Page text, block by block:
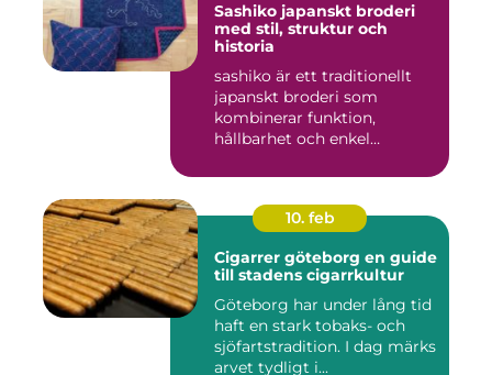
Sashiko japanskt broderi
med stil, struktur och
historia
sashiko är ett traditionellt
japanskt broderi som
kombinerar funktion,
hållbarhet och enkel
10. feb
Cigarrer göteborg en guide
till stadens cigarrkultur
Göteborg har under lång tid
haft en stark tobaks- och
sjöfartstradition. I dag märks
arvet tydligt i...